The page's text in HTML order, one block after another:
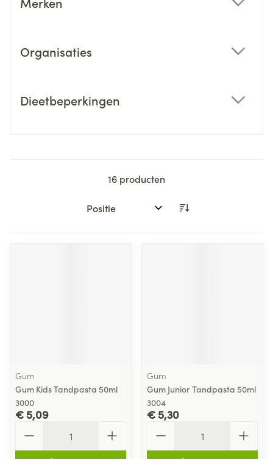
Organisaties
Dieetbeperkingen
16 producten
Sorteer op:
Gum
Gum Kids Tandpasta 50ml
3000
€ 5,09
Gum
Gum Junior Tandpasta 50ml
3004
€ 5,30